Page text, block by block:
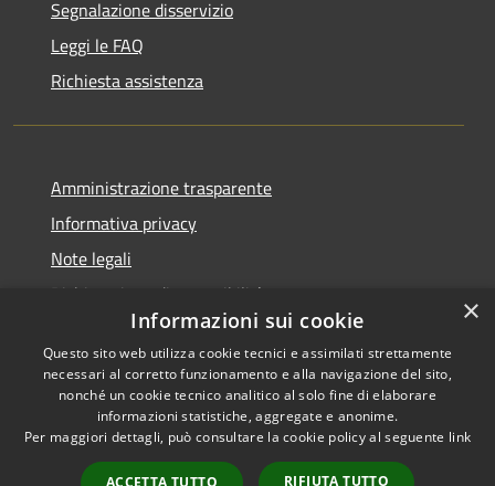
Segnalazione disservizio
Leggi le FAQ
Richiesta assistenza
Amministrazione trasparente
Informativa privacy
Note legali
Dichiarazione di accessibilità
Accessibilità
Copyright © 2025 •
Comune di Castelfranco
Piandiscò • Powered by
×
Informazioni sui cookie
Questo sito web utilizza cookie tecnici e assimilati strettamente
necessari al corretto funzionamento e alla navigazione del sito,
nonché un cookie tecnico analitico al solo fine di elaborare
informazioni statistiche, aggregate e anonime.
Per maggiori dettagli, può consultare la cookie policy al seguente link
ACCETTA TUTTO RIFIUTA TUTTO